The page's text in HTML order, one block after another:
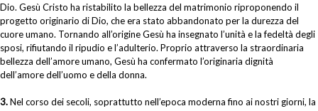
Dio. Gesù Cristo ha ristabilito la bellezza del matrimonio riproponendo il
progetto originario di Dio, che era stato abbandonato per la durezza del
cuore umano. Tornando all’origine Gesù ha insegnato l’unità e la fedeltà degli
sposi, rifiutando il ripudio e l’adulterio. Proprio attraverso la straordinaria
bellezza dell’amore umano, Gesù ha confermato l’originaria dignità
dell’amore dell’uomo e della donna.
3.Nel corso dei secoli, soprattutto nell’epoca moderna fino ai nostri giorni, la